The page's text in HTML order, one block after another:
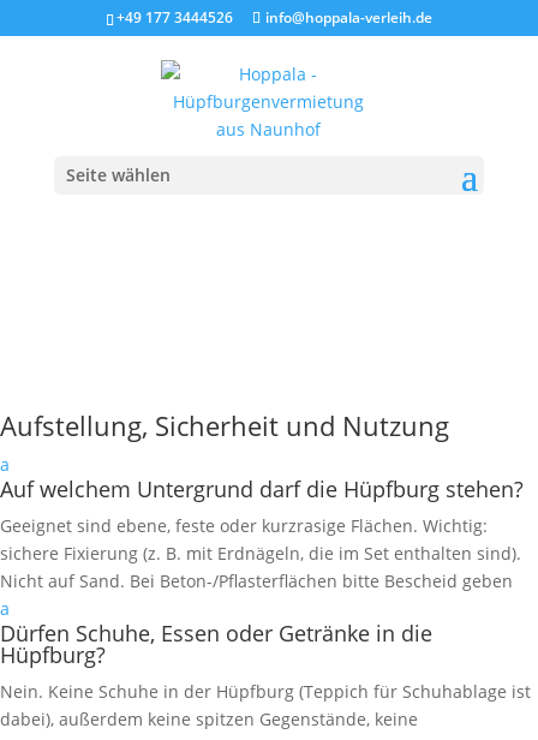
+49 177 3444526 info@hoppala-verleih.de
Seite wählen
Aufstellung, Sicherheit und Nutzung
a
Auf welchem Untergrund darf die Hüpfburg stehen?
Geeignet sind ebene, feste oder kurzrasige Flächen. Wichtig:
sichere Fixierung (z. B. mit Erdnägeln, die im Set enthalten sind).
Nicht auf Sand. Bei Beton-/Pflasterflächen bitte Bescheid geben
a
Dürfen Schuhe, Essen oder Getränke in die
Hüpfburg?
Nein. Keine Schuhe in der Hüpfburg (Teppich für Schuhablage ist
dabei), außerdem keine spitzen Gegenstände, keine